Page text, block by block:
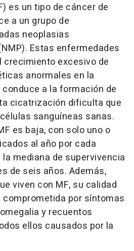
es un tipo de cáncer de
a un grupo de
neoplasias
Estas enfermedades
crecimiento excesivo de
anormales en la
a la formación de
cicatrización dificulta que
sanguíneas sanas.
es baja, con solo uno o
al año por cada
mediana de supervivencia
de seis años. Además,
viven con MF, su calidad
comprometida por síntomas
y recuentos
ellos causados por la